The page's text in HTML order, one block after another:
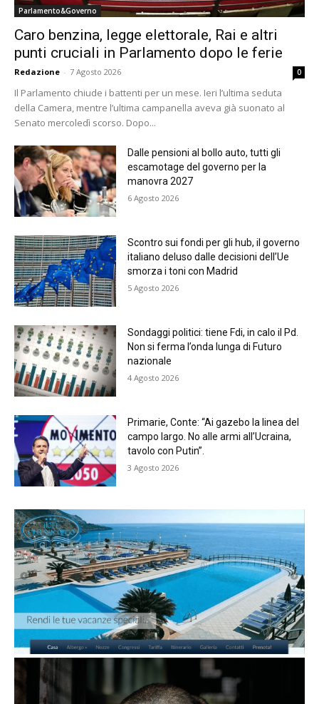
Parlamento&Governo
Caro benzina, legge elettorale, Rai e altri
punti cruciali in Parlamento dopo le ferie
Redazione - 7 Agosto 2026 0
Il Parlamento chiude i battenti per un mese. Ieri l’ultima seduta
della Camera, mentre l’ultima campanella aveva già suonato al
Senato mercoledì scorso. Dopo...
Dalle pensioni al bollo auto, tutti gli
escamotage del governo per la
manovra 2027
6 Agosto 2026
Scontro sui fondi per gli hub, il governo
italiano deluso dalle decisioni dell’Ue
smorza i toni con Madrid
5 Agosto 2026
Sondaggi politici: tiene Fdi, in calo il Pd.
Non si ferma l’onda lunga di Futuro
nazionale
4 Agosto 2026
Primarie, Conte: “Ai gazebo la linea del
campo largo. No alle armi all’Ucraina,
tavolo con Putin”.
3 Agosto 2026